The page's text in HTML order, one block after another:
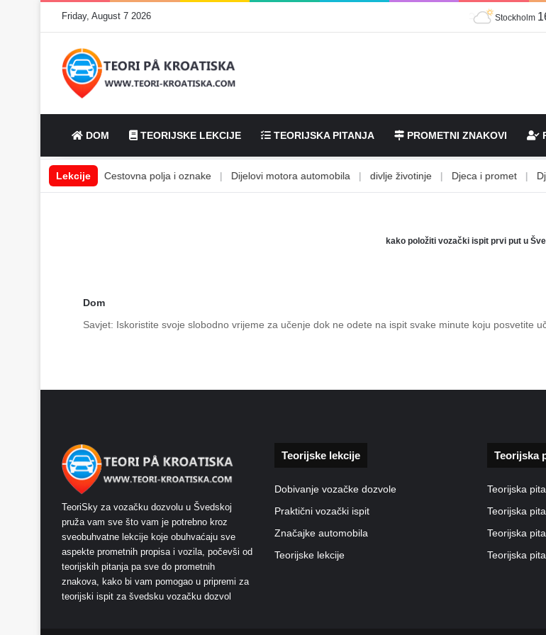
Friday, August 7 2026 Stockholm
DOM TEORIJSKE LEKCIJE TEORIJSKA PITANJA PROMETNI ZNAKOVI
Lekcije
tekućine | Cestovna polja i oznake | Dijelovi motora automobila | divlje životinje | Djeca i promet |
kako položiti vozački ispit prvi put u
Dom
Savjet: Iskoristite svoje slobodno vrijeme za učenje dok ne odete na ispit svake minute koju posvetite
TeoriSky za vozačku dozvolu u Švedskoj
pruža vam sve što vam je potrebno kroz
sveobuhvatne lekcije koje obuhvaćaju sve
aspekte prometnih propisa i vozila, počevši od
teorijskih pitanja pa sve do prometnih
znakova, kako bi vam pomogao u pripremi za
teorijski ispit za švedsku vozačku dozvol
Teorijske lekcije
Dobivanje vozačke dozvole
Praktični vozački ispit
Značajke automobila
Teorijske lekcije
Teorijska
Teorijska
Teorijska
Teorijska
Teorijska